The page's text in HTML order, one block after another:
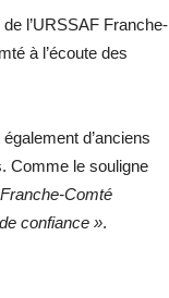
l’URSSAF Franche-
à l’écoute des
d’anciens
Comme le souligne
Comté
confiance ».